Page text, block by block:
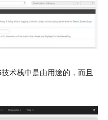
术栈中是由用途的，而且